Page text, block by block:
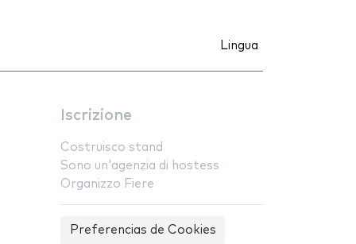
Lingua
Iscrizione
Costruisco stand
Sono un'agenzia di hostess
Organizzo Fiere
Preferencias de Cookies